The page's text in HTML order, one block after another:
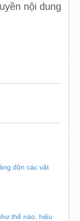
nội dung
độn các vật
thế nào, hiệu